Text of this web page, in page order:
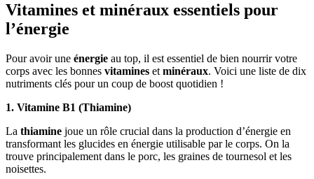
Vitamines et minéraux essentiels pour
l’énergie
Pour avoir une énergie au top, il est essentiel de bien nourrir votre
corps avec les bonnes vitamines et minéraux. Voici une liste de dix
nutriments clés pour un coup de boost quotidien !
1. Vitamine B1 (Thiamine)
La thiamine joue un rôle crucial dans la production d’énergie en
transformant les glucides en énergie utilisable par le corps. On la
trouve principalement dans le porc, les graines de tournesol et les
noisettes.